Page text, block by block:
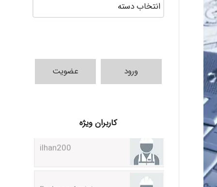
دسته‌ها
ورود عضویت
کاربران ویژه
Radman Amini